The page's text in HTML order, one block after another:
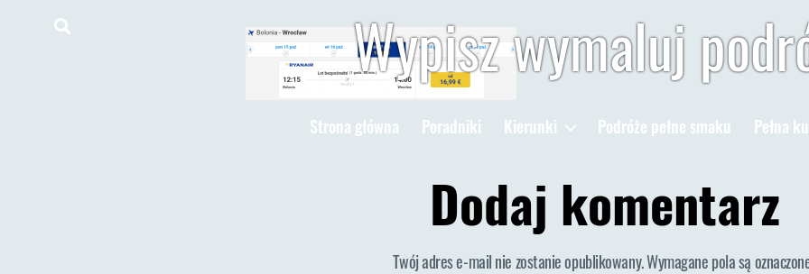
Wypisz wymaluj
Strona główna Poradniki Kierunki Podróże pełne smaku Pełna
Dodaj komentarz
Twój adres e-mail nie zostanie opublikowany.Wymagane pola są